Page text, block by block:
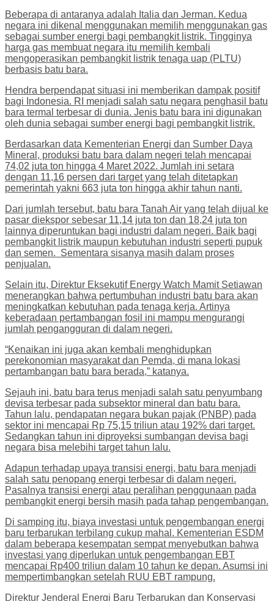
Beberapa di antaranya adalah Italia dan Jerman. Kedua
negara ini dikenal menggunakan memilih menggunakan gas
sebagai sumber energi bagi pembangkit listrik. Tingginya
harga gas membuat negara itu memilih kembali
mengoperasikan pembangkit listrik tenaga uap (PLTU)
berbasis batu bara.
Hendra berpendapat situasi ini memberikan dampak positif
bagi Indonesia. RI menjadi salah satu negara penghasil batu
bara termal terbesar di dunia. Jenis batu bara ini digunakan
oleh dunia sebagai sumber energi bagi pembangkit listrik.
Berdasarkan data Kementerian Energi dan Sumber Daya
Mineral, produksi batu bara dalam negeri telah mencapai
74,02 juta ton hingga 4 Maret 2022. Jumlah ini setara
dengan 11,16 persen dari target yang telah ditetapkan
pemerintah yakni 663 juta ton hingga akhir tahun nanti.
Dari jumlah tersebut, batu bara Tanah Air yang telah dijual ke
pasar diekspor sebesar 11,14 juta ton dan 18,24 juta ton
lainnya diperuntukan bagi industri dalam negeri. Baik bagi
pembangkit listrik maupun kebutuhan industri seperti pupuk
dan semen. Sementara sisanya masih dalam proses
penjualan.
Selain itu, Direktur Eksekutif Energy Watch Mamit Setiawan
menerangkan bahwa pertumbuhan industri batu bara akan
meningkatkan kebutuhan pada tenaga kerja. Artinya
keberadaan pertambangan fosil ini mampu mengurangi
jumlah pengangguran di dalam negeri.
“Kenaikan ini juga akan kembali menghidupkan
perekonomian masyarakat dan Pemda, di mana lokasi
pertambangan batu bara berada,” katanya.
Sejauh ini, batu bara terus menjadi salah satu penyumbang
devisa terbesar pada subsektor mineral dan batu bara.
Tahun lalu, pendapatan negara bukan pajak (PNBP) pada
sektor ini mencapai Rp 75,15 triliun atau 192% dari target.
Sedangkan tahun ini diproyeksi sumbangan devisa bagi
negara bisa melebihi target tahun lalu.
Adapun terhadap upaya transisi energi, batu bara menjadi
salah satu penopang energi terbesar di dalam negeri.
Pasalnya transisi energi atau peralihan penggunaan pada
pembangkit energi bersih masih pada tahap pengembangan.
Di samping itu, biaya investasi untuk pengembangan energi
baru terbarukan terbilang cukup mahal. Kementerian ESDM
dalam beberapa kesempatan sempat menyebutkan bahwa
investasi yang diperlukan untuk pengembangan EBT
mencapai Rp400 triliun dalam 10 tahun ke depan. Asumsi ini
mempertimbangkan setelah RUU EBT rampung.
Direktur Jenderal Energi Baru Terbarukan dan Konservasi